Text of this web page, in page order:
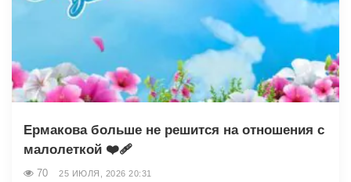
Ермакова больше не решится на отношения с
малолеткой ❤️‍🩹
70 25 ИЮЛЯ, 2026 20:31